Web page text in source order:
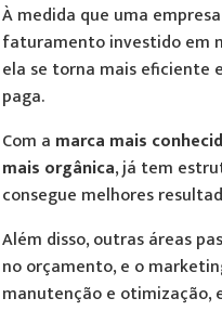
À medida que uma
faturamento investido em
ela se torna mais eficiente
paga.
Com a marca mais
mais orgânica, já tem
consegue melhores
Além disso, outras áreas
no orçamento, e o
manutenção e otimização,